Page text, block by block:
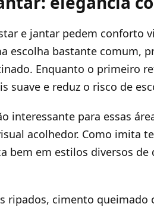
e jantar pedem conforto
escolha bastante comum,
Enquanto o primeiro
suave e reduz o risco de
interessante para essas
acolhedor. Como imita
bem em estilos diversos de
ripados, cimento